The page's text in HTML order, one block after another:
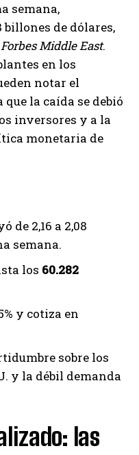
semana,
billones de dólares,
Forbes Middle East.
en los
notar el
la caída se debió
inversores y a la
monetaria de
de 2,16 a 2,08
semana.
los 60.282
y cotiza en
sobre los
y la débil demanda
las